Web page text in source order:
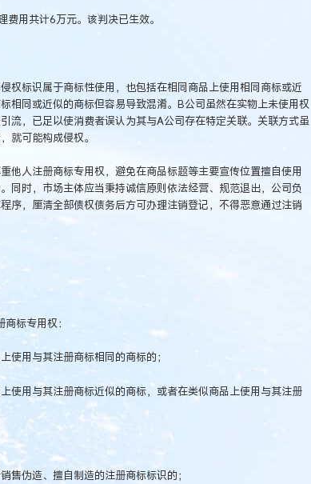
用共计6万元。该判决已生效。
权标识属于商标性使用，也包括在相同商品上使用相同商标或近
相同或近似的商标但容易导致混淆。B公司虽然在实物上未使用权
流，已足以使消费者误认为其与A公司存在特定关联。关联方式虽
就可能构成侵权。
他人注册商标专用权，避免在商品标题等主要宣传位置擅自使用
同时，市场主体应当秉持诚信原则依法经营、规范退出，公司负
序，厘清全部债权债务后方可办理注销登记，不得恶意通过注销
标专用权：
使用与其注册商标相同的商标的；
使用与其注册商标近似的商标，或者在类似商品上使用与其注册
售伪造、擅自制造的注册商标标识的；